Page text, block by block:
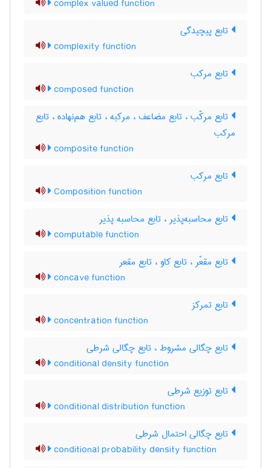
complex valued function
تابع پیچیدگی
complexity function
تابع مرکب
composed function
تابع مرکّب ، تابع مضاعف ، مرکبه ، تابع هم‌نهاده ، تابع
مرکب
composite function
تابع مرکب
Composition function
تابع محاسبه‌پذیر ، تابع محاسبه پذیر
computable function
تابع مقعّر ، تابع کاو ، تابع مقعر
concave function
تابع تمرکز
concentration function
تابع چگالی مشروط ، تابع چگالی شرطی
conditional density function
تابع توزیع شرطی
conditional distribution function
تابع چگالی احتمال شرطی
conditional probability density function